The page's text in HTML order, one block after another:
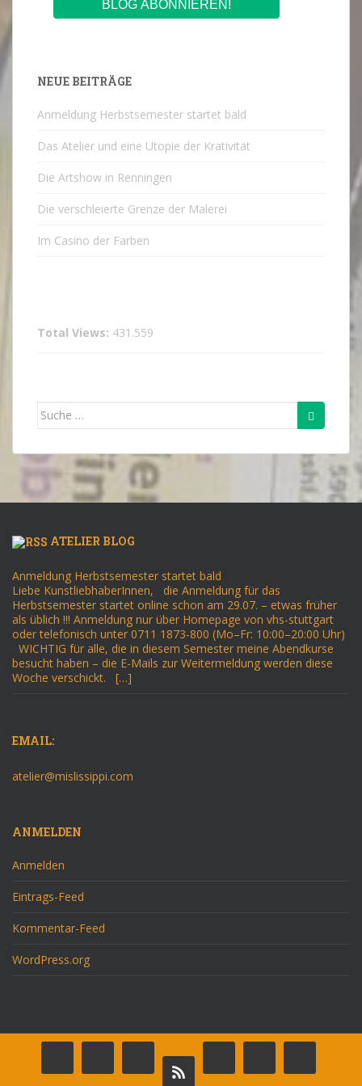
NEUE BEITRÄGE
Anmeldung Herbstsemester startet bald
Das Atelier und eine Utopie der Krativität
Die Artshow in Renningen
Die verschleierte Grenze der Malerei
Im Casino der Farben
Total Views: 431.559
Suche
ATELIER BLOG
Anmeldung Herbstsemester startet bald
Liebe KunstliebhaberInnen, die Anmeldung für das
Herbstsemester startet online schon am 29.07. – etwas früher
als üblich !!! Anmeldung nur über Homepage von vhs-stuttgart
oder telefonisch unter 0711 1873-800 (Mo–Fr: 10:00–20:00 Uhr)
WICHTIG für alle, die in diesem Semester meine Abendkurse
besucht haben – die E-Mails zur Weitermeldung werden diese
Woche verschickt. […]
EMAIL:
atelier@mislissippi.com
ANMELDEN
Anmelden
Eintrags-Feed
Kommentar-Feed
WordPress.org